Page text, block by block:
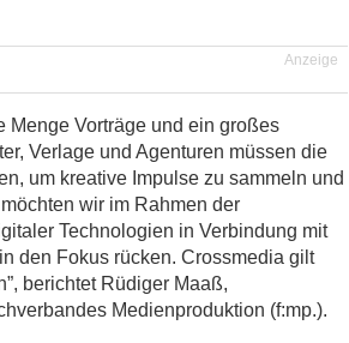
Anzeige
Menge Vorträge und ein großes
Verlage und Agenturen müssen die
um kreative Impulse zu sammeln und
wir im Rahmen der
Technologien in Verbindung mit
den Fokus rücken. Crossmedia gilt
berichtet Rüdiger Maaß,
Medienproduktion (f:mp.).